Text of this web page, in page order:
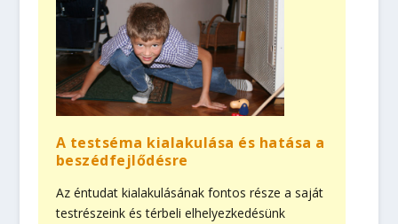
A testséma kialakulása és hatása a
beszédfejlődésre
Az éntudat kialakulásának fontos része a saját
testrészeink és térbeli elhelyezkedésünk